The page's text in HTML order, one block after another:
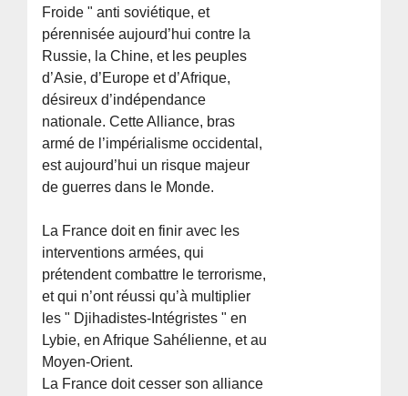
Froide " anti soviétique, et
pérennisée aujourd’hui contre la
Russie, la Chine, et les peuples
d’Asie, d’Europe et d’Afrique,
désireux d’indépendance
nationale. Cette Alliance, bras
armé de l’impérialisme occidental,
est aujourd’hui un risque majeur
de guerres dans le Monde.
La France doit en finir avec les
interventions armées, qui
prétendent combattre le terrorisme,
et qui n’ont réussi qu’à multiplier
les " Djihadistes-Intégristes " en
Lybie, en Afrique Sahélienne, et au
Moyen-Orient.
La France doit cesser son alliance